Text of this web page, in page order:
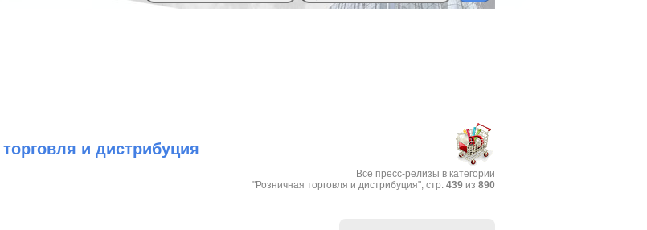
и дистрибуция
Все пресс-релизы в категории
"Розничная торговля и дистрибуция", стр. 439из 890